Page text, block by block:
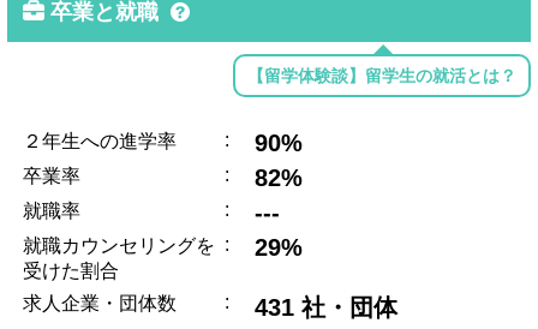
卒業と就職
【留学体験談】留学生の就活とは？
２年生への進学率 : 90%
卒業率 : 82%
就職率 : ---
就職カウンセリングを
受けた割合
: 29%
求人企業・団体数 : 431 社・団体